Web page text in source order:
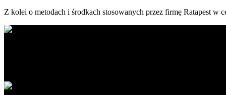
Z kolei o metodach i środkach stosowanych przez firmę Ratapest